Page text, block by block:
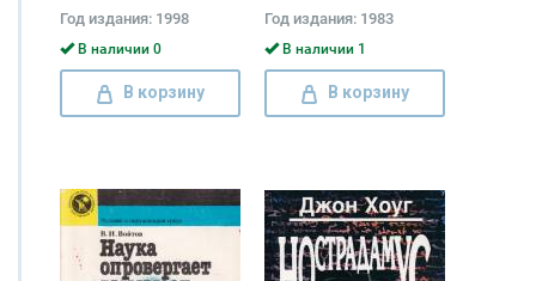
Год издания: 1998
В наличии 0
В корзину
Год издания: 1983
В наличии 1
В корзину